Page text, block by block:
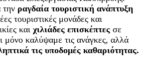
την ραγδαία τουριστική ανάπτυξη
τουριστικές μονάδες και
και χιλιάδες επισκέπτες σε
μόνο καλύψαμε τις ανάγκες, αλλά
τις υποδομές καθαριότητας.